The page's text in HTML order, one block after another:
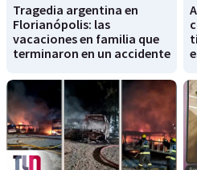
Tragedia argentina en
Florianópolis: las
vacaciones en familia que
terminaron en un accidente